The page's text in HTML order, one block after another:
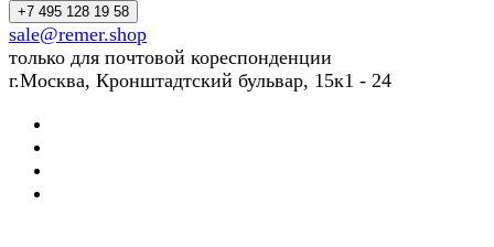
+7 495 128 19 58
sale@remer.shop
только для почтовой кореспонденции
г.Москва, Кронштадтский бульвар, 15к1 - 24